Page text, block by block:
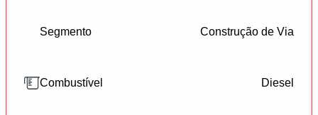
Segmento Construção de Via
Combustível Diesel